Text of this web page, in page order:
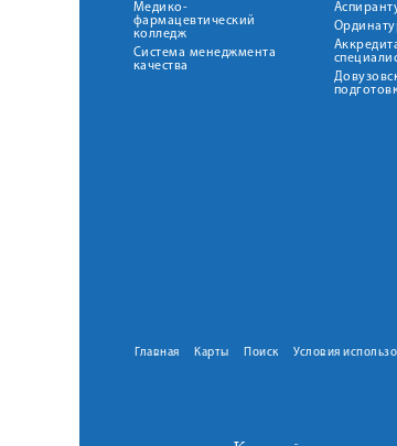
Медико-
фармацевтический
колледж
Система менеджмента
качества
Главная Карты Поиск Условия